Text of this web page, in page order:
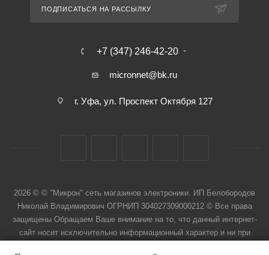
ПОДПИСАТЬСЯ НА РАССЫЛКУ
+7 (347) 246-42-20
micronnet@bk.ru
г. Уфа, ул. Проспект Октября 127
2026 © © "Микрон" сеть магазинов электроники. ИП Белобородов
Николай Владимирович ОГРНИП 304027309000212 © Все права
защищены Обращаем Ваше внимание на то, что данный интернет-
сайт носит исключительно информационный характер и ни при